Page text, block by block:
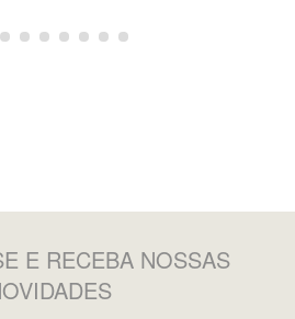
E RECEBA NOSSAS